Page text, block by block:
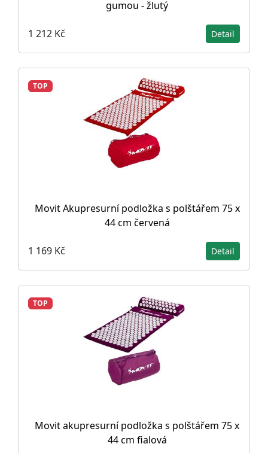
gumou - žlutý
1 212 Kč Detail
TOP
Movit Akupresurní podložka s polštářem 75 x
44 cm červená
1 169 Kč Detail
TOP
Movit akupresurní podložka s polštářem 75 x
44 cm fialová